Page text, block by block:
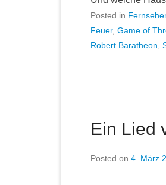
Posted in
Feuer, Game of
Robert Baratheon
Ein Lied
Posted on 4. März